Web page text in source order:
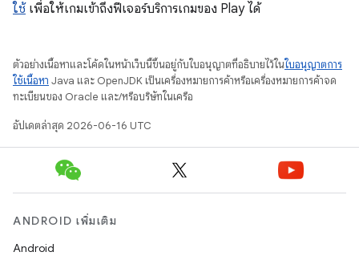
ใช้ เพื่อให้เกมเข้าถึงฟีเจอร์บริการเกมของ Play ได้
ตัวอย่างเนื้อหาและโค้ดในหน้าเว็บนี้ขึ้นอยู่กับใบอนุญาตที่อธิบายไว้ในใบอนุญาตการ
ใช้เนื้อหา Java และ OpenJDK เป็นเครื่องหมายการค้าหรือเครื่องหมายการค้าจด
ทะเบียนของ Oracle และ/หรือบริษัทในเครือ
อัปเดตล่าสุด 2026-06-16 UTC
ANDROID เพิ่มเติม
Android